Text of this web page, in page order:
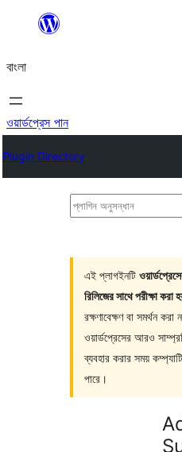
যান
বাংলা
ওয়ার্ডপ্রেস পান
Plugin Directory
প্লাগিন
এই প্লাগইনটি
রিলিজের সাথে পরীক্ষা করা
রক্ষণাবেক্ষণ বা সমর্থন
ওয়ার্ডপ্রেসের আরও
ব্যবহার করার সময়
পারে।